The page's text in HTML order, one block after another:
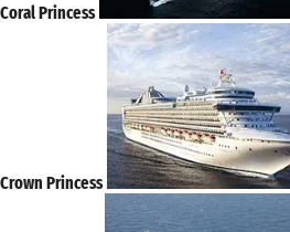
Coral Princess
Crown Princess